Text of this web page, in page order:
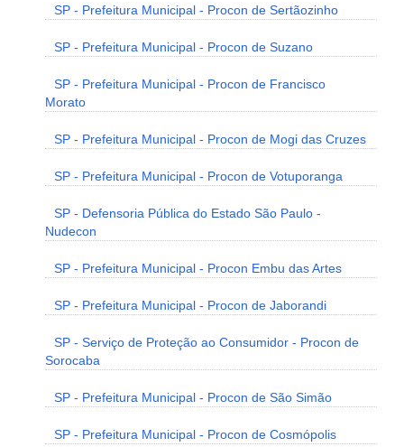
SP - Prefeitura Municipal - Procon de Sertãozinho
SP - Prefeitura Municipal - Procon de Suzano
SP - Prefeitura Municipal - Procon de Francisco
Morato
SP - Prefeitura Municipal - Procon de Mogi das Cruzes
SP - Prefeitura Municipal - Procon de Votuporanga
SP - Defensoria Pública do Estado São Paulo -
Nudecon
SP - Prefeitura Municipal - Procon Embu das Artes
SP - Prefeitura Municipal - Procon de Jaborandi
SP - Serviço de Proteção ao Consumidor - Procon de
Sorocaba
SP - Prefeitura Municipal - Procon de São Simão
SP - Prefeitura Municipal - Procon de Cosmópolis